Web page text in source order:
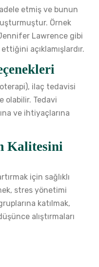
etmiş ve bunun
Örnek
Lawrence gibi
açıklamışlardır.
ilaç tedavisi
olabilir. Tedavi
ve ihtiyaçlarına
Kalitesini
için sağlıklı
stres yönetimi
katılmak,
alıştırmaları